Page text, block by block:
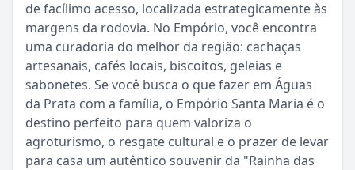
de facílimo acesso, localizada estrategicamente às
margens da rodovia. No Empório, você encontra
uma curadoria do melhor da região: cachaças
artesanais, cafés locais, biscoitos, geleias e
sabonetes. Se você busca o que fazer em Águas
da Prata com a família, o Empório Santa Maria é o
destino perfeito para quem valoriza o
agroturismo, o resgate cultural e o prazer de levar
para casa um autêntico souvenir da "Rainha das
Sou Turista em Águas da Prata
Sou Morador